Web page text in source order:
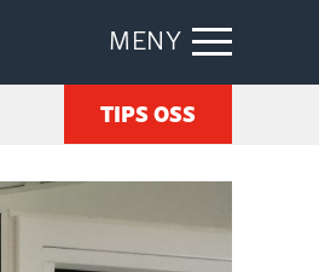
MENY
TIPS OSS